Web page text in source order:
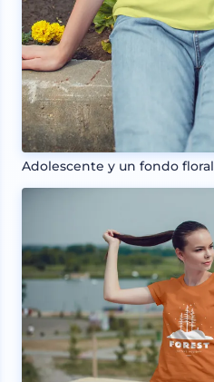
Adolescente y un fondo floral